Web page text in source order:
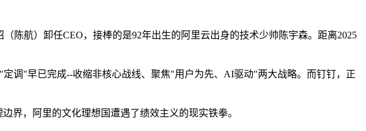
陈航）卸任CEO，接棒的是92年出生的阿里云出身的技术少帅陈宇森。距离2025
调"早已完成--收缩非核心战线、聚焦"用户为先、AI驱动"两大战略。而钉钉，正
界，阿里的文化理想国遭遇了绩效主义的现实铁拳。